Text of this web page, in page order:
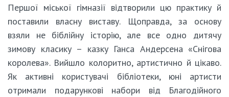
Першої міської гімназії відтворили цю практику й
поставили власну виставу. Щоправда, за основу
взяли не біблійну історію, але все одно дитячу
зимову класику – казку Ганса Андерсена «Снігова
королева». Вийшло колоритно, артистично й цікаво.
Як активні користувачі бібліотеки, юні артисти
отримали подарункові набори від Благодійного